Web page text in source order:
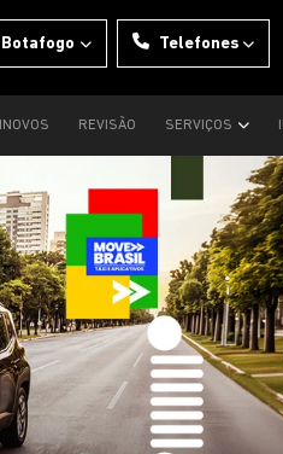
Telefones
REVISÃO SERVIÇOS